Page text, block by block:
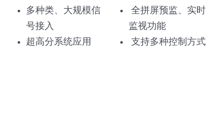
多种类、大规模信
号接入
超高分系统应用
全拼屏预监、实时
监视功能
支持多种控制方式